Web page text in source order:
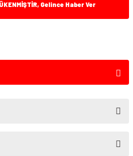
Gelince Haber Ver